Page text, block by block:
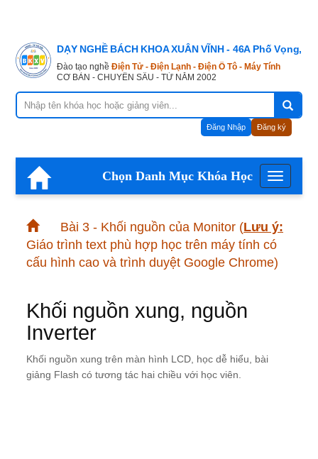
DẠY NGHỀ BÁCH KHOA XUÂN VĨNH - 46A Phố Vọng,
Đào tạo nghề Điện Tử - Điện Lạnh - Điện Ô Tô - Máy Tính
CƠ BẢN - CHUYÊN SÂU - TỪ NĂM 2002
Đăng Nhập Đăng ký
Menu
Chọn Danh Mục Khóa Học
Bài 3 - Khối nguồn của Monitor (Lưu ý:
Giáo trình text phù hợp học trên máy tính có
cấu hình cao và trình duyệt Google Chrome)
Khối nguồn xung, nguồn
Inverter
Khối nguồn xung trên màn hình LCD, học dễ hiểu, bài
giảng Flash có tương tác hai chiều với học viên.